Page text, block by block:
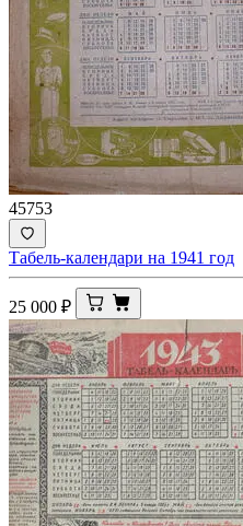
45753
Табель-календари на 1941 год
25 000 ₽